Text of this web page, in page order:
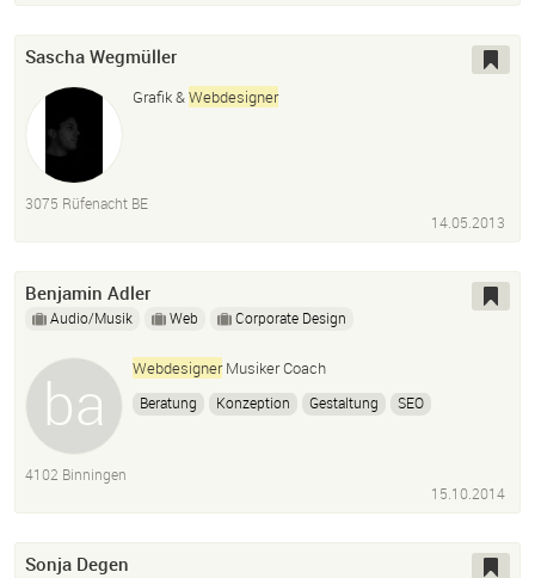
Sascha Wegmüller
Grafik &Webdesigner
3075 Rüfenacht BE
14.05.2013
Benjamin Adler
Audio/Musik Web Corporate Design
WebdesignerMusiker Coach
Beratung Konzeption Gestaltung
SEO
4102 Binningen
15.10.2014
Sonja Degen